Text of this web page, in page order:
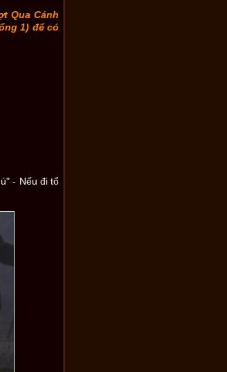
Qua Cánh
1) để có
- Nếu đi tổ